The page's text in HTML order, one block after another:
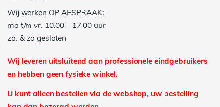
Wij werken OP AFSPRAAK:
ma t/m vr. 10.00 – 17.00 uur
za. & zo gesloten
Wij leveren uitsluitend aan professionele eindgebruikers
en hebben geen fysieke winkel.
U kunt alleen bestellen via de webshop, uw bestelling